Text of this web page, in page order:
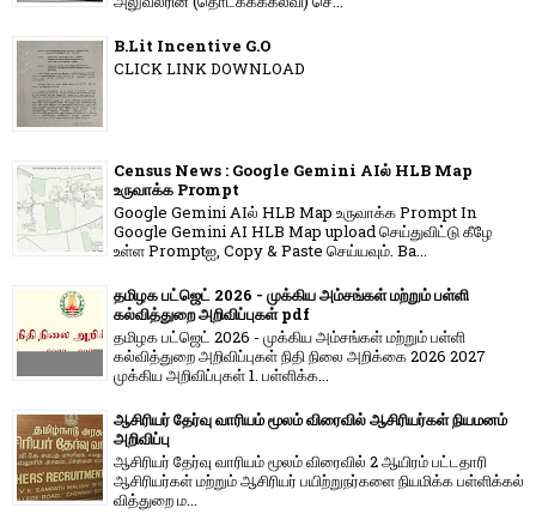
B.Lit Incentive G.O
CLICK LINK DOWNLOAD
Census News : Google Gemini AIல் HLB Map
உருவாக்க Prompt
Google Gemini AIல் HLB Map உருவாக்க Prompt In
Google Gemini AI HLB Map upload செய்துவிட்டு கீழே
உள்ள Promptஐ, Copy & Paste செய்யவும். Ba...
தமிழக பட்ஜெட் 2026 - முக்கிய அம்சங்கள் மற்றும் பள்ளி
கல்வித்துறை அறிவிப்புகள் pdf
தமிழக பட்ஜெட் 2026 - முக்கிய அம்சங்கள் மற்றும் பள்ளி
கல்வித்துறை அறிவிப்புகள் நிதி நிலை அறிக்கை 2026 2027
முக்கிய அறிவிப்புகள் 1. பள்ளிக்க...
ஆசிரியர் தேர்வு வாரியம் மூலம் விரைவில் ஆசிரியர்கள் நியமனம்
அறிவிப்பு
ஆசிரியர் தேர்வு வாரி​யம் மூலம் விரை​வில் 2 ஆயிரம் பட்​ட​தாரி
ஆசிரியர்​கள் மற்​றும் ஆசிரியர் பயிற்றுநர்​களை நியமிக்க பள்​ளிக்​கல்​
வித்​துறை ம...